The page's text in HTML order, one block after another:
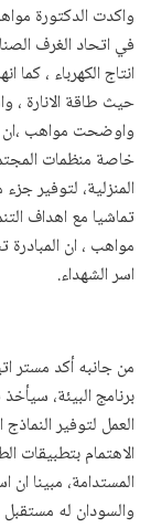
واكدت الدكتورة
في اتحاد الغرف
انتاج الكهرباء ،
حيث طاقة الانارة ،
واوضحت مواهب ،ان
خاصة منظمات
المنزلية، لتوفير
تماشيا مع اهداف
اسر الشهداء.
من جانبه أكد مستر
برنامج البيئة،
العمل لتوفير
الاهتمام بتطبيقات
المستدامة، مبينا
والسودان له